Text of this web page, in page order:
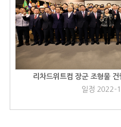
리차드위트컴 장군 조형물
일정 2022-